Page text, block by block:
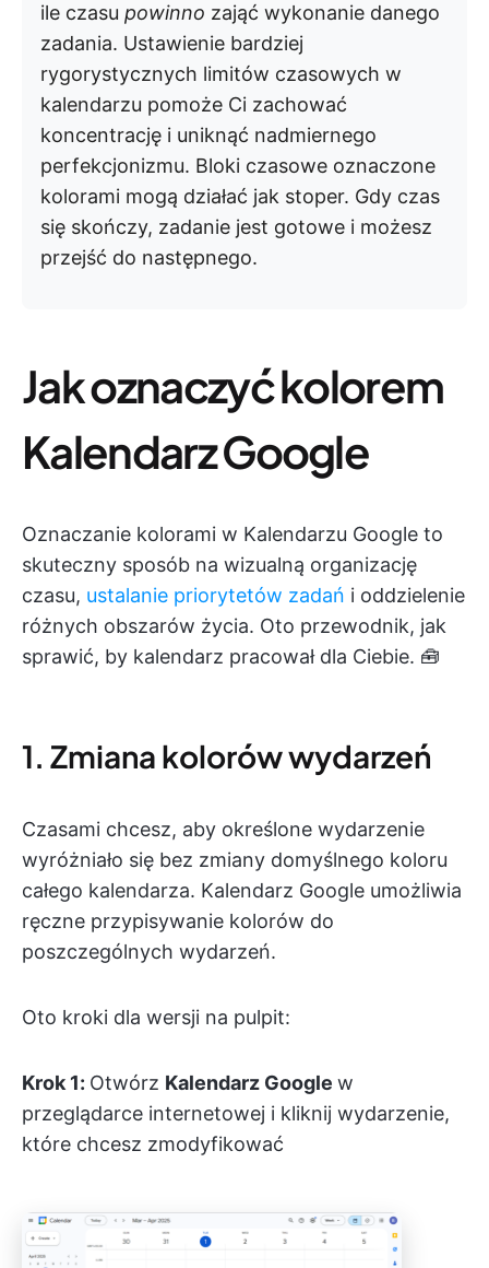
ile czasu powinno zająć wykonanie danego
zadania. Ustawienie bardziej
rygorystycznych limitów czasowych w
kalendarzu pomoże Ci zachować
koncentrację i uniknąć nadmiernego
perfekcjonizmu. Bloki czasowe oznaczone
kolorami mogą działać jak stoper. Gdy czas
się skończy, zadanie jest gotowe i możesz
przejść do następnego.
Jak oznaczyć kolorem
Kalendarz Google
Oznaczanie kolorami w Kalendarzu Google to
skuteczny sposób na wizualną organizację
czasu, ustalanie priorytetów zadań i oddzielenie
różnych obszarów życia. Oto przewodnik, jak
sprawić, by kalendarz pracował dla Ciebie. 🧰
1. Zmiana kolorów wydarzeń
Czasami chcesz, aby określone wydarzenie
wyróżniało się bez zmiany domyślnego koloru
całego kalendarza. Kalendarz Google umożliwia
ręczne przypisywanie kolorów do
poszczególnych wydarzeń.
Oto kroki dla wersji na pulpit:
Krok 1: Otwórz Kalendarz Google w
przeglądarce internetowej i kliknij wydarzenie,
które chcesz zmodyfikować